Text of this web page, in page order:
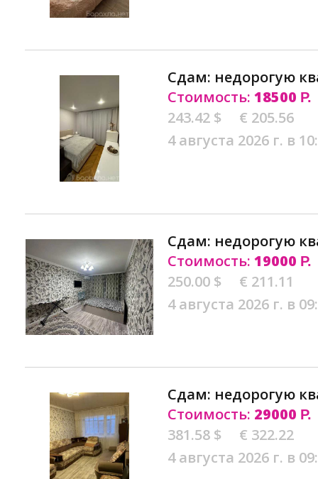
Сдам: недорогую
Стоимость: 18500 Р.
243.42 $
€ 205.56
4 августа 2026 г. в
Сдам: недорогую
Стоимость: 19000 Р.
250.00 $
€ 211.11
4 августа 2026 г. в
Сдам: недорогую
Стоимость: 29000 Р.
381.58 $
€ 322.22
4 августа 2026 г. в